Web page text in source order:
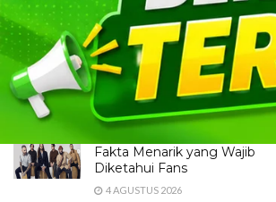
di Jurang 60 Meter, Evakuasi
Terkendala Medan Ekstrem
4 AGUSTUS 2026
Maroon 5 Dipastikan Konser di
Fakta Menarik yang Wajib
Diketahui Fans
4 AGUSTUS 2026